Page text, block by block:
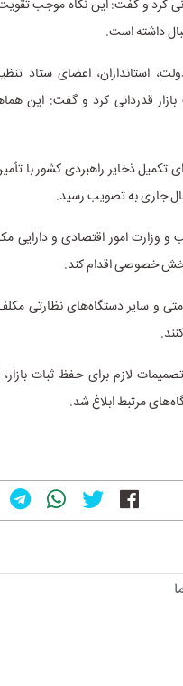
کرد و گفت: این نگاه موجب
داشته است.
اعضای ستاد تنظیم
قدردانی کرد و گفت: این
تکمیل ذخایر راهبردی کشور با
جاری به تصویب رسید.
وزارت امور اقتصادی و دارایی
خصوصی اقدام کند.
و سایر دستگاه‌های نظارتی
لازم برای حفظ ثبات بازار،
مرتبط ابلاغ شد.